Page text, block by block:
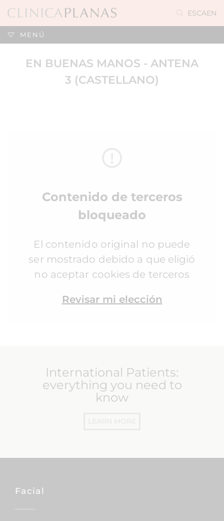
ESCAEN
MENÚ
EN BUENAS MANOS - ANTENA
3 (CASTELLANO)
Contenido de terceros
bloqueado
El contenido original no puede
ser mostrado debido a que eligió
no aceptar cookies de terceros
Revisar mi elección
International Patients:
everything you need to
know
Facial